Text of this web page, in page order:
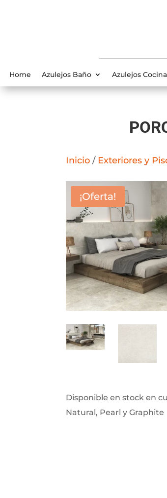
Home Azulejos Baño Azulejos Cocina
Inicio / Exteriores y
¡Oferta!
Disponible en stock en
Natural, Pearl y Graphite